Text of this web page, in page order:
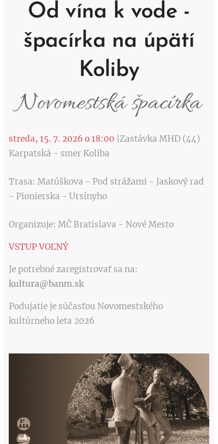
Od vína k vode -
špacírka na úpätí
Koliby
Novomestská špacírka
streda, 15. 7. 2026 o 18:00 |Zastávka MHD (44)
Karpatská - smer Koliba
Trasa: Matúškova - Pod strážami - Jaskový rad
- Pionierska - Ursínyho
Organizuje: MČ Bratislava - Nové Mesto
VSTUP VOĽNÝ
Je potrebné zaregistrovať sa na:
kultura@banm.sk
Podujatie je súčasťou Novomestského
kultúrneho leta 2026